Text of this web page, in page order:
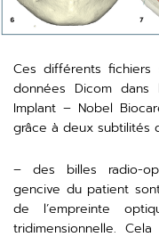
Ces différents
données Dicom dans
Implant – Nobel
grâce à deux subtilités
– des billes radio-
gencive du patient
de l’empreinte
tridimensionnelle.